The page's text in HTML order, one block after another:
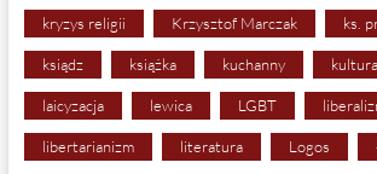
kryzys religii Krzysztof Marczak ks.
ksiądz książka kuchanny kultura
laicyzacja lewica LGBT
libertarianizm literatura Logos